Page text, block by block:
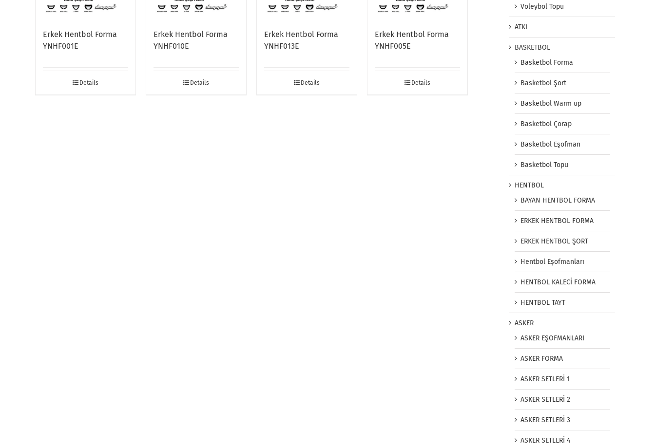
Erkek Hentbol Forma
YNHF001E
Details
Erkek Hentbol Forma
YNHF010E
Details
Erkek Hentbol Forma
YNHF013E
Details
Erkek Hentbol Forma
YNHF005E
Details
Voleybol Topu
ATKI
BASKETBOL
Basketbol Forma
Basketbol Şort
Basketbol Warm up
Basketbol Çorap
Basketbol Eşofman
Basketbol Topu
HENTBOL
BAYAN HENTBOL FORMA
ERKEK HENTBOL FORMA
ERKEK HENTBOL ŞORT
Hentbol Eşofmanları
HENTBOL KALECİ FORMA
HENTBOL TAYT
ASKER
ASKER EŞOFMANLARI
ASKER FORMA
ASKER SETLERİ 1
ASKER SETLERİ 2
ASKER SETLERİ 3
ASKER SETLERİ 4